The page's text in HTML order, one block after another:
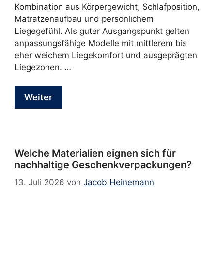
Kombination aus Körpergewicht, Schlafposition,
Matratzenaufbau und persönlichem
Liegegefühl. Als guter Ausgangspunkt gelten
anpassungsfähige Modelle mit mittlerem bis
eher weichem Liegekomfort und ausgeprägten
Liegezonen. …
Weiter
Welche Materialien eignen sich für
nachhaltige Geschenkverpackungen?
13. Juli 2026 von Jacob Heinemann